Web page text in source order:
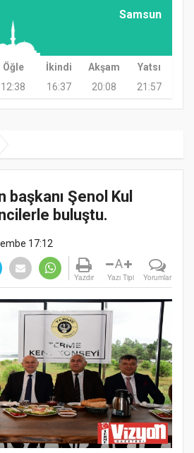
Samsun
Öğle İkindi Akşam
Yatsı
12:38 16:37 20:08 21:57
başkanı Şenol Kul
buluştu.
17:12
Yazdır
A
Yazı Tipi Yorumlar